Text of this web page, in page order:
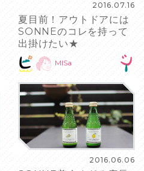
2016.07.16
夏目前！アウトドアには
SONNEのコレを持って
出掛けたい★
MISa
2016.06.06